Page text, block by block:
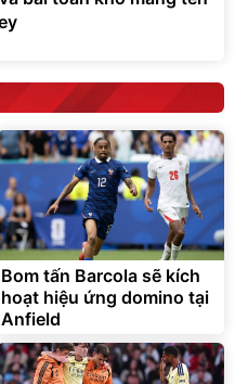
Bom tấn Barcola sẽ kích
hoạt hiệu ứng domino tại
Anfield